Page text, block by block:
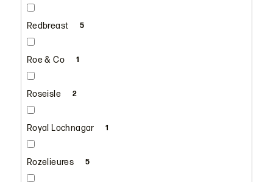
Redbreast 5
Roe & Co 1
Roseisle 2
Royal Lochnagar 1
Rozelieures 5